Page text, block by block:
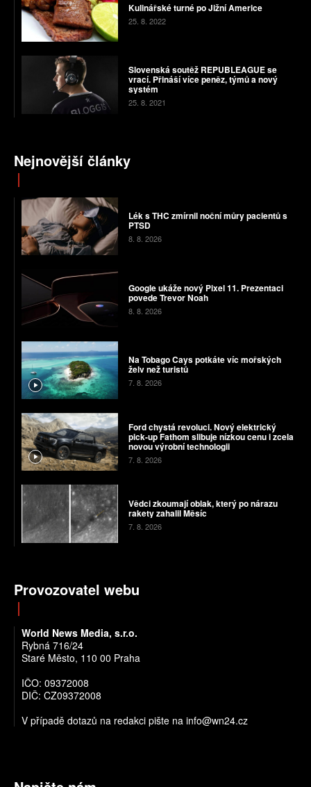
Kulinářské turné po Jižní Americe
25. 8. 2022
Slovenská soutěž REPUBLEAGUE se
vrací. Přináší více peněz, týmů a nový
systém
25. 8. 2021
Nejnovější články
Lék s THC zmírnil noční můry pacientů s
PTSD
8. 8. 2026
Google ukáže nový Pixel 11. Prezentaci
povede Trevor Noah
8. 8. 2026
Na Tobago Cays potkáte víc mořských
želv než turistů
7. 8. 2026
Ford chystá revoluci. Nový elektrický
pick-up Fathom slibuje nízkou cenu i zcela
novou výrobní technologii
7. 8. 2026
Vědci zkoumají oblak, který po nárazu
rakety zahalil Měsíc
7. 8. 2026
Provozovatel webu
World News Media, s.r.o.
Rybná 716/24
Staré Město, 110 00 Praha
IČO: 09372008
DIČ: CZ09372008
V případě dotazů na redakci pište na info@wn24.cz